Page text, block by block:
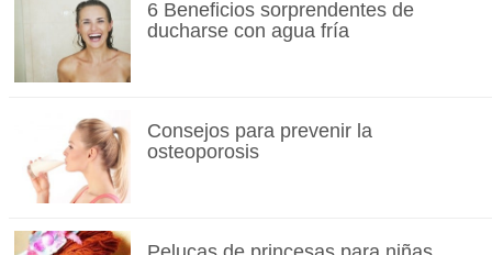
6 Beneficios sorprendentes de
ducharse con agua fría
Consejos para prevenir la
osteoporosis